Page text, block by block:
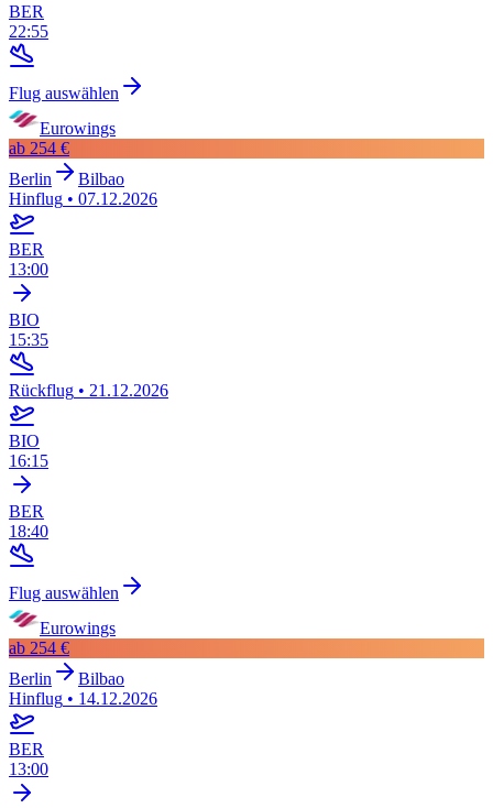
BER
22:55
Flug auswählen
Eurowings
ab 254 €
Berlin
Bilbao
Hinflug • 07.12.2026
BER
13:00
BIO
15:35
Rückflug • 21.12.2026
BIO
16:15
BER
18:40
Flug auswählen
Eurowings
ab 254 €
Berlin
Bilbao
Hinflug • 14.12.2026
BER
13:00